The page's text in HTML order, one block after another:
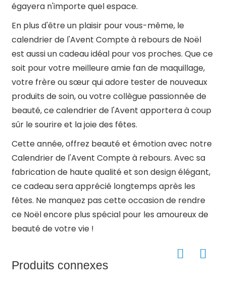
égayera n'importe quel espace.
En plus d'être un plaisir pour vous-même, le
calendrier de l'Avent Compte à rebours de Noël
est aussi un cadeau idéal pour vos proches. Que ce
soit pour votre meilleure amie fan de maquillage,
votre frère ou sœur qui adore tester de nouveaux
produits de soin, ou votre collègue passionnée de
beauté, ce calendrier de l'Avent apportera à coup
sûr le sourire et la joie des fêtes.
Cette année, offrez beauté et émotion avec notre
Calendrier de l'Avent Compte à rebours. Avec sa
fabrication de haute qualité et son design élégant,
ce cadeau sera apprécié longtemps après les
fêtes. Ne manquez pas cette occasion de rendre
ce Noël encore plus spécial pour les amoureux de
beauté de votre vie !
Produits connexes